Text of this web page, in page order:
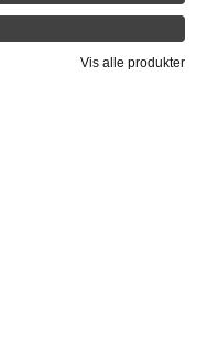
Vis alle produkter